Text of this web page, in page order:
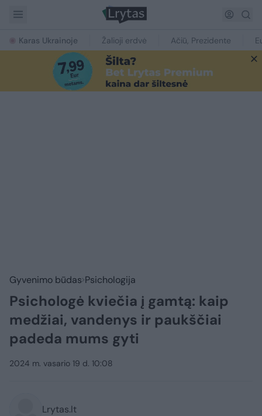
Karas Ukrainoje Žalioji erdvė Ačiū, Prezidente
Gyvenimo būdas Psichologija
Psichologė kviečia į gamtą: kaip
medžiai, vandenys ir paukščiai
padeda mums gyti
2024 m. vasario 19 d. 10:08
Lrytas.lt